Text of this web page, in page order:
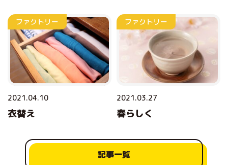
ファクトリー
2021.04.10
衣替え
ファクトリー
2021.03.27
春らしく
記事一覧